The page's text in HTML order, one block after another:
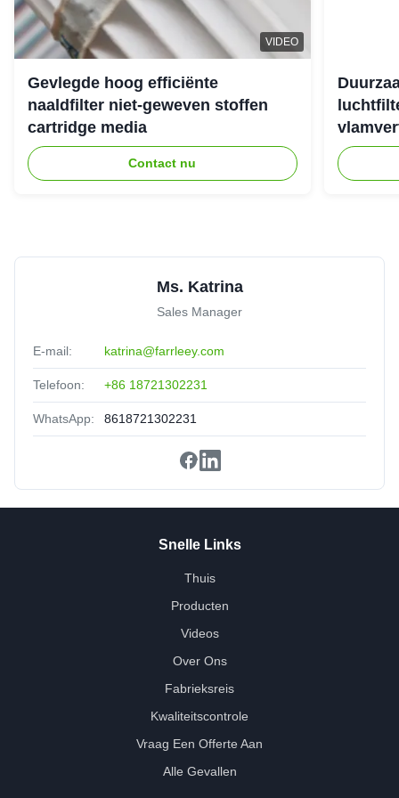
Jordan Scott
DenmarkNov 17.2025
Fast shipping, top-notch materials
M ★★★★★
★★★★★
VIDEO
Gevlegde hoog efficiënte
naaldfilter niet-geweven stoffen
cartridge media
Contact nu
Ms. Katrina
Sales Manager
E-mail: katrina@farrleey.com
Telefoon: +86 18721302231
WhatsApp: 8618721302231
Snelle Links
Thuis
Producten
Videos
Over Ons
Fabrieksreis
Kwaliteitscontrole
Vraag Een Offerte Aan
Alle Gevallen